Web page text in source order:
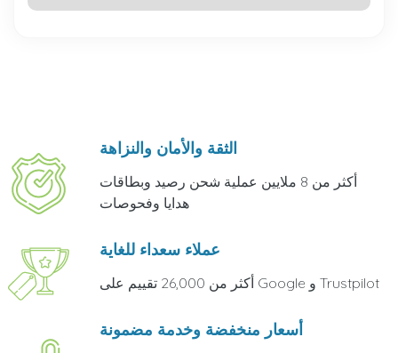
الثقة والأمان والنزاهة
أكثر من 8 ملايين عملية شحن رصيد وبطاقات
هدايا وفحوصات
عملاء سعداء للغاية
أكثر من 26,000 تقييم على Google و Trustpilot
أسعار منخفضة وخدمة مضمونة